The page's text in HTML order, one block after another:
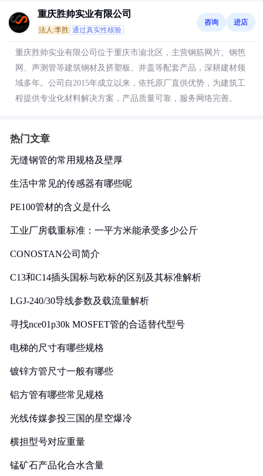
重庆胜帅实业有限公司
法人:李胜 通过真实性核验
咨询 进店
重庆胜帅实业有限公司位于重庆市渝北区，主营钢筋网片、钢笆
网、声测管等建筑钢材及挤塑板、井盖等配套产品，深耕建材领
域多年。公司自2015年成立以来，依托原厂直供优势，为建筑工
程提供专业化材料解决方案，产品质量可靠，服务网络完善。
热门文章
无缝钢管的常用规格及壁厚
生活中常见的传感器有哪些呢
PE100管材的含义是什么
工业厂房载重标准：一平方米能承受多少公斤
CONOSTAN公司简介
C13和C14插头国标与欧标的区别及其标准解析
LGJ-240/30导线参数及载流量解析
寻找nce01p30k MOSFET管的合适替代型号
电梯的尺寸有哪些规格
镀锌方管尺寸一般有哪些
铝方管有哪些常见规格
光线传媒参投三国的星空爆冷
横担型号对应重量
锰矿石产品化合水含量